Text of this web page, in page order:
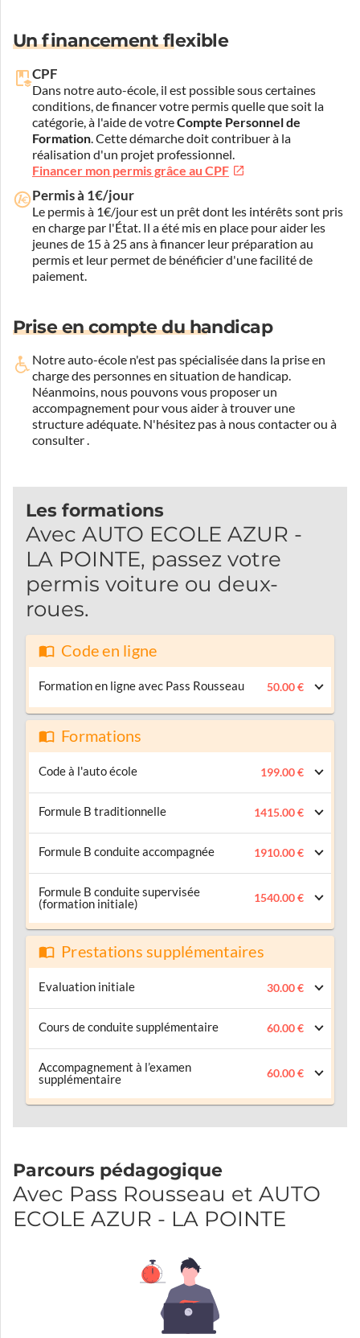
Un financement flexible
CPF
Dans notre auto-école, il est possible sous certaines
conditions, de financer votre permis quelle que soit la
catégorie, à l'aide de votreCompte Personnel de
Formation. Cette démarche doit contribuer à la
réalisation d'un projet professionnel.
Financer mon permis grâce au CPF
Permis à 1€/jour
Le permis à 1€/jour est un prêt dont les intérêts sont pris
en charge par l'État. Il a été mis en place pour aider les
jeunes de 15 à 25 ans à financer leur préparation au
permis et leur permet de bénéficier d'une facilité de
paiement.
Prise en compte du handicap
Notre auto-école n'est pas spécialisée dans la prise en
charge des personnes en situation de handicap.
Néanmoins, nous pouvons vous proposer un
accompagnement pour vous aider à trouver une
structure adéquate. N'hésitez pas à nous contacter ou à
consulter.
Les formations
Avec AUTO ECOLE AZUR -
LA POINTE, passez votre
permis voiture ou deux-
roues.
Code en ligne
Formation en ligne avec Pass Rousseau 50.00 €
Formations
Code à l'auto école 199.00 €
Formule B traditionnelle 1415.00 €
Formule B conduite accompagnée 1910.00 €
Formule B conduite supervisée
(formation initiale)
1540.00 €
Prestations supplémentaires
Evaluation initiale 30.00 €
Cours de conduite supplémentaire 60.00 €
Accompagnement à l’examen
supplémentaire
60.00 €
Parcours pédagogique
Avec Pass Rousseau et AUTO
ECOLE AZUR - LA POINTE